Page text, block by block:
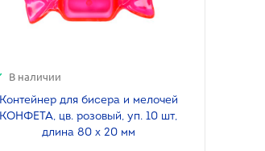
В наличии
Контейнер для бисера и мелочей
КОНФЕТА, цв. розовый, уп. 10 шт,
длина 80 х 20 мм